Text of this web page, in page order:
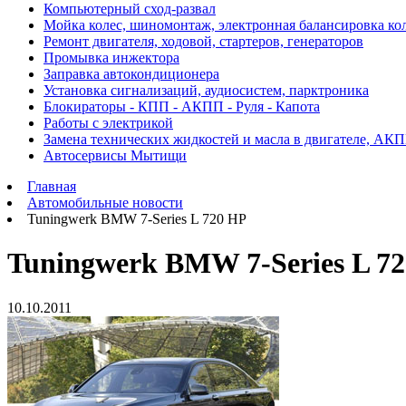
Компьютерный сход-развал
Мойка колес, шиномонтаж, электронная балансировка
Ремонт двигателя, ходовой, стартеров, генераторов
Промывка инжектора
Заправка автокондиционера
Установка сигнализаций, аудиосистем, парктроника
Блокираторы - КПП - АКПП - Руля - Капота
Работы с электрикой
Замена технических жидкостей и масла в двигателе,
Автосервисы Мытищи
Главная
Автомобильные новости
Tuningwerk BMW 7-Series L 720 HP
Tuningwerk BMW 7-Series L
10.10.2011